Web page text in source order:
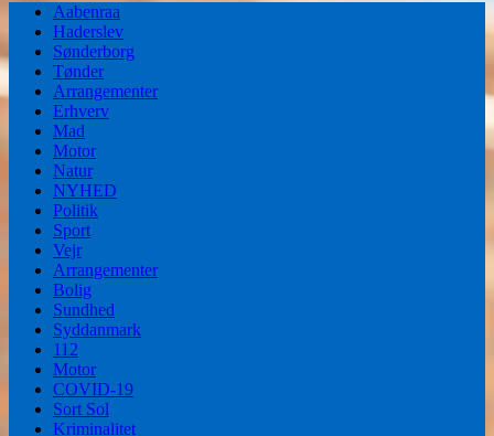
Aabenraa
Haderslev
Sønderborg
Tønder
Arrangementer
Erhverv
Mad
Motor
Natur
NYHED
Politik
Sport
Vejr
Arrangementer
Bolig
Sundhed
Syddanmark
112
Motor
COVID-19
Sort Sol
Kriminalitet